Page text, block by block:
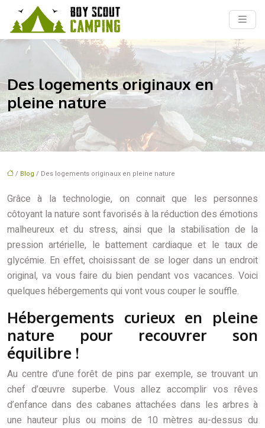
Des logements originaux en
pleine nature
/ Blog / Des logements originaux en pleine nature
Grâce à la technologie, on connait que les personnes
côtoyant la nature sont favorisés à la réduction des émotions
malheureux et du stress, ainsi que la stabilisation de la
pression artérielle, le battement cardiaque et le taux de
glycémie. En effet, choisissant de se loger dans un endroit
original, va vous faire du bien pendant vos vacances. Voici
quelques hébergements qui vont vous couper le souffle.
Hébergements curieux en pleine
nature pour recouvrer son
équilibre !
Au centre d’une forêt de pins par exemple, se trouvant un
chef d’œuvre superbe. Vous allez accomplir vos rêves
d’enfance dans des cabanes attachées dans les arbres à
une hauteur plus ou moins de 10 mètres au-dessus du